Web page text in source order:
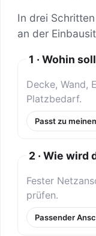
In drei
an der
1 · Wohin
Decke, Wand,
Platzbedarf.
Passt zu
2 · Wie wird
Fester
prüfen.
Passender